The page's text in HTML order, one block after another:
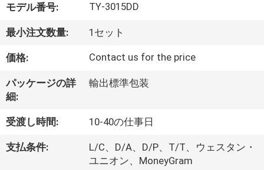
私
た
ち
に
て
モデル番号: TY-3015DD
最小注文数量: 1セット
価格: Contact us for the price
パッケージの詳
細:
輸出標準包装
受渡し時間: 10-40の仕事日
支払条件:
L/C、D/A、D/P、T/T、ウェスタン・
ユニオン、MoneyGram